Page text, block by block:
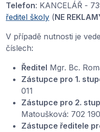
Telefon: KANCELÁŘ -
ředitel školy (NE
V případě nutnosti je
číslech:
Ředitel Mgr. Bc.
Zástupce pro 1.
011
Zástupce pro 2.
Matoušková: 702
Zástupce ředitele